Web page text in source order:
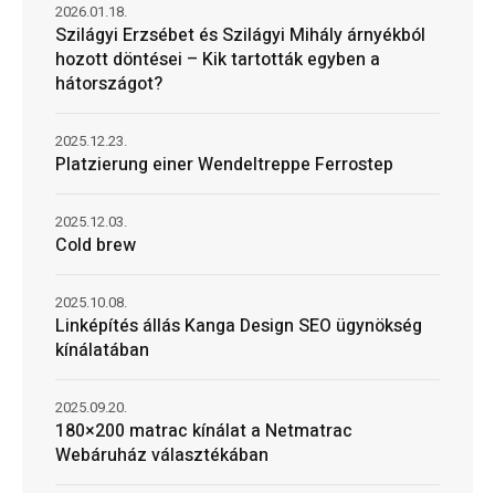
Szilágyi Erzsébet és Szilágyi Mihály árnyékból
hozott döntései – Kik tartották egyben a
hátországot?
2026.01.18.
Platzierung einer Wendeltreppe Ferrostep
2025.12.23.
Cold brew
2025.12.03.
Linképítés állás Kanga Design SEO ügynökség
kínálatában
2025.10.08.
180×200 matrac kínálat a Netmatrac
Webáruház választékában
2025.09.20.